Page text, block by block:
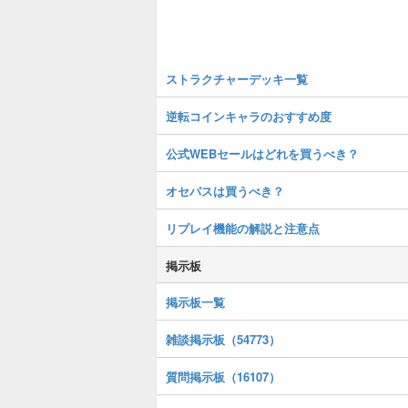
ストラクチャーデッキ一覧
逆転コインキャラのおすすめ度
公式WEBセールはどれを買うべき？
オセパスは買うべき？
リプレイ機能の解説と注意点
掲示板
掲示板一覧
雑談掲示板（54773）
質問掲示板（16107）